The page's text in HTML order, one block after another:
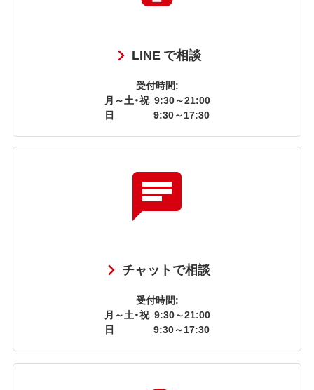
LINE で相談
受付時間:
月～土・祝 9:30～21:00
日
9:30～17:30
チャットで相談
受付時間:
月～土・祝 9:30～21:00
日
9:30～17:30